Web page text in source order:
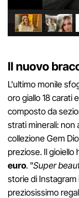
Il nuovo
L'ultimo monile
oro giallo 18 carati
composto da
strati minerali: non
collezione Gem
preziose. Il gioiello
euro. "Super
storie di
preziosissimo